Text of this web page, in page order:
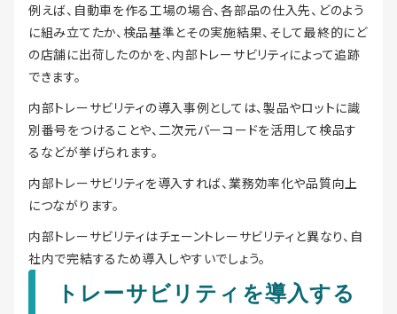
例えば、自動車を作る工場の場合、各部品の仕入先、どのよう
に組み立てたか、検品基準とその実施結果、そして最終的にど
の店舗に出荷したのかを、内部トレーサビリティによって追跡
できます。
内部トレーサビリティの導入事例としては、製品やロットに識
別番号をつけることや、二次元バーコードを活用して検品す
るなどが挙げられます。
内部トレーサビリティを導入すれば、業務効率化や品質向上
につながります。
内部トレーサビリティはチェーントレーサビリティと異なり、自
社内で完結するため導入しやすいでしょう。
トレーサビリティを導入する